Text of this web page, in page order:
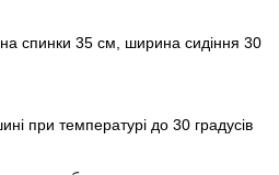
спинки 35 см, ширина сидіння 30
при температурі до 30 градусів